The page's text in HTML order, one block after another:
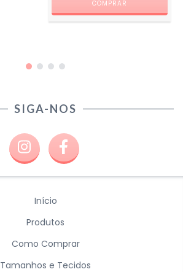
SIGA-NOS
Início
Produtos
Como Comprar
Tamanhos e Tecidos